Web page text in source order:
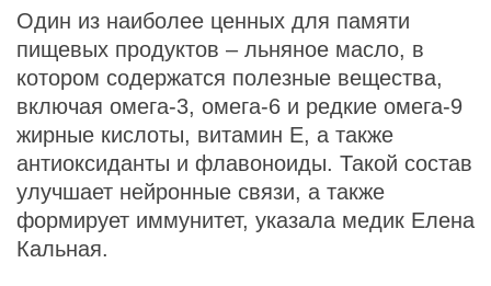
Один из наиболее ценных для памяти
пищевых продуктов – льняное масло, в
котором содержатся полезные вещества,
включая омега-3, омега-6 и редкие омега-9
жирные кислоты, витамин Е, а также
антиоксиданты и флавоноиды. Такой состав
улучшает нейронные связи, а также
формирует иммунитет, указала медик Елена
Кальная.